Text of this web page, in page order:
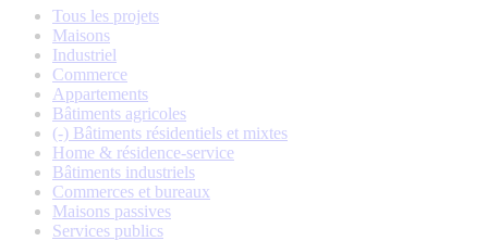
Tous les projets
Maisons
Industriel
Commerce
Appartements
Bâtiments agricoles
(-) Bâtiments résidentiels et mixtes
Home & résidence-service
Bâtiments industriels
Commerces et bureaux
Maisons passives
Services publics